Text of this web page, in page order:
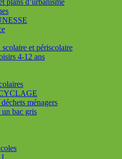
plans d’urbanisme
scolaire et périscolaire
4-12 ans
ménagers
bac gris